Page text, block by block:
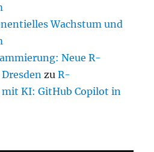
Wachstum und
Neue R-
zuR-
KI: GitHub Copilot in